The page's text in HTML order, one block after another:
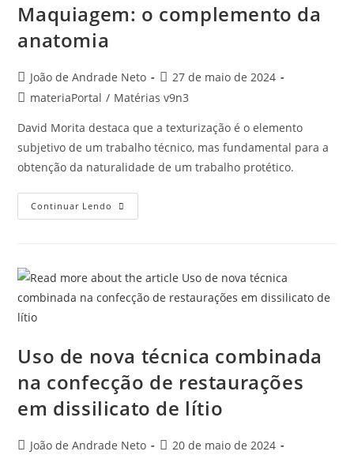
Maquiagem: o complemento da
anatomia
João de Andrade Neto
27 de maio de 2024
materiaPortal / Matérias v9n3
David Morita destaca que a texturização é o elemento
subjetivo de um trabalho técnico, mas fundamental para a
obtenção da naturalidade de um trabalho protético.
Continuar Lendo
Uso de nova técnica combinada
na confecção de restaurações
em dissilicato de lítio
João de Andrade Neto
20 de maio de 2024